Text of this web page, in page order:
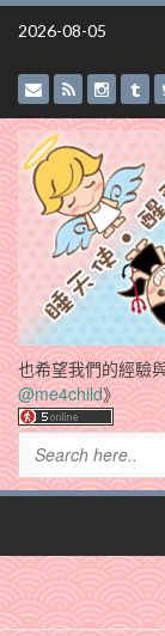
Skip
2026-08-05
也希望我們的經驗
@me4child》